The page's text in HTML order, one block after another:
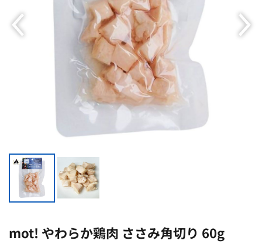
mot! やわらか鶏肉 ささみ角切り 60g